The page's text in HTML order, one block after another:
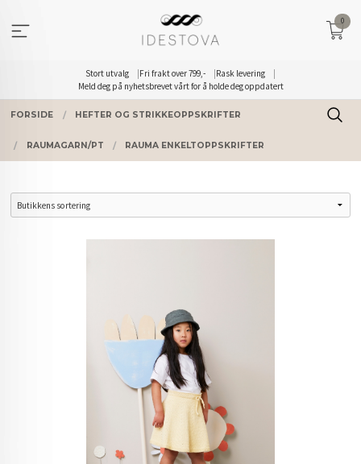
innholdet
Stort utvalg Fri frakt over 799,-
Rask levering
Meld deg på nyhetsbrevet vårt for å holde deg oppdatert
0
FORSIDE HEFTER OG STRIKKEOPPSKRIFTER
RAUMAGARN/PT RAUMA ENKELTOPPSKRIFTER